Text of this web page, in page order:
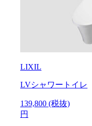
LIXIL
LVシャワートイレ
139,800 (税抜)
円